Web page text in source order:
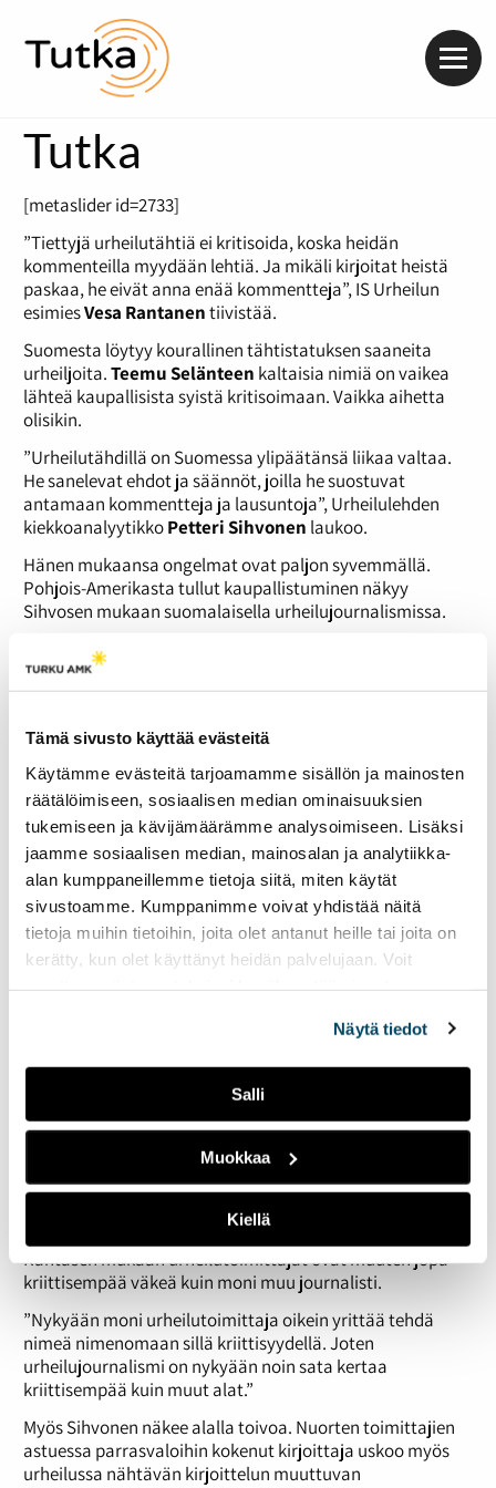
Tämä sivusto käyttää evästeitä
Käytämme evästeitä tarjoamamme sisällön ja mainosten
räätälöimiseen, sosiaalisen median ominaisuuksien
tukemiseen ja kävijämäärämme analysoimiseen. Lisäksi
jaamme sosiaalisen median, mainosalan ja analytiikka-
alan kumppaneillemme tietoja siitä, miten käytät
sivustoamme. Kumppanimme voivat yhdistää näitä
tietoja muihin tietoihin, joita olet antanut heille tai joita on
kerätty, kun olet käyttänyt heidän palvelujaan. Voit
Näytä tiedot
Salli
Muokkaa
Kiellä
Tutka
[metaslider id=2733]
”Tiettyjä urheilutähtiä ei kritisoida, koska heidän
kommenteilla myydään lehtiä. Ja mikäli kirjoitat heistä
paskaa, he eivät anna enää kommentteja”, IS Urheilun
esimiesVesa Rantanentiivistää.
Suomesta löytyy kourallinen tähtistatuksen saaneita
urheiljoita.Teemu Selänteen kaltaisia nimiä on vaikea
lähteä kaupallisista syistä kritisoimaan. Vaikka aihetta
olisikin.
”Urheilutähdillä on Suomessa ylipäätänsä liikaa valtaa.
He sanelevat ehdot ja säännöt, joilla he suostuvat
antamaan kommentteja ja lausuntoja”, Urheilulehden
kiekkoanalyytikkoPetteri Sihvonen laukoo.
Hänen mukaansa ongelmat ovat paljon syvemmällä.
Pohjois-Amerikasta tullut kaupallistuminen näkyy
Sihvosen mukaan suomalaisella urheilujournalismissa.
”Koko ala perustuu Suomessa tällä hetkellä lähes
kokonaan haastateltavien kommentteihin. Ja lukijoita
kiinnostaa oikeastaan mitä tahansa, mitä he sanovat.
taas heidän työtään.”
”Tämän johdosta urheilutoimittaja joutuu varomaan
sanomisiaan paljonkin. Ja tämä ei päde pelkästään NHL-
tähtiin, vaan myös kotimaisiin kotikutoisiin
tähtipelaajiimme sekä osaan valmentajista.”
Journalismin sääntöjen pitäisi päteä myös urheilun
parissa
Sekä Sihvosen että Rantasen mukaan journalismin
sääntöjen pitäisi olla urheilussa samat kuin muilla alueilla.
haasteltavien painoarvo ei olisi näin suuri. Toimittajan
tarvittaessa ilman haastateltavaa”, Sihvonen linjaa.
IS Urheilussa jo monta kymmentä vuotta toiminut
Rantanen ei näe ongelmaa samanlaajuisena.
jostainTeppo Tepposestavoi kirjoitella ihan mitä paskaa
Rantasen mukaan urheilutoimittajat ovat muuten jopa
kriittisempää väkeä kuin moni muu journalisti.
”Nykyään moni urheilutoimittaja oikein yrittää tehdä
nimeä nimenomaan sillä kriittisyydellä. Joten
urheilujournalismi on nykyään noin sata kertaa
kriittisempää kuin muut alat.”
Myös Sihvonen näkee alalla toivoa. Nuorten toimittajien
astuessa parrasvaloihin kokenut kirjoittaja uskoo myös
urheilussa nähtävän kirjoittelun muuttuvan